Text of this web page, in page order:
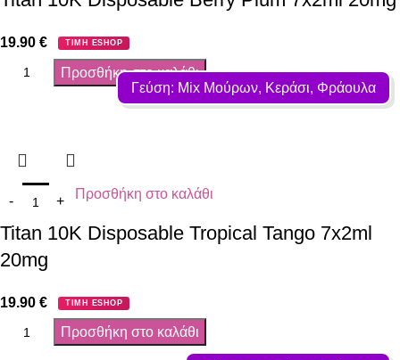
19.90 € ΤΙΜΗ ESHOP
Προσθήκη στο καλάθι
Γεύση: Mix Μούρων, Κεράσι, Φράουλα
Προσθήκη στο καλάθι
Titan 10K Disposable Tropical Tango 7x2ml
20mg
19.90 € ΤΙΜΗ ESHOP
Προσθήκη στο καλάθι